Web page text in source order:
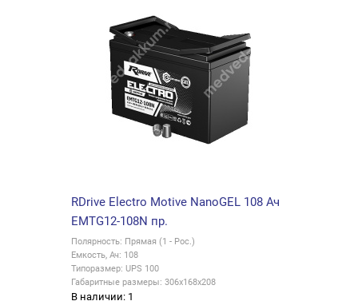
RDrive Electro Motive NanoGEL 108 Ач
EMTG12-108N пр.
Полярность: Прямая (1 - Рос.)
Емкость, Ач: 108
Типоразмер: UPS 100
Габаритные размеры: 306x168x208
В наличии: 1